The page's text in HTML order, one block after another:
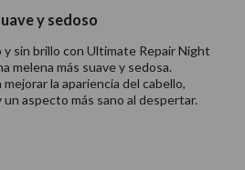
y sedoso
y sin brillo con Ultimate Repair Night
melena más suave y sedosa.
la apariencia del cabello,
aspecto más sano al despertar.